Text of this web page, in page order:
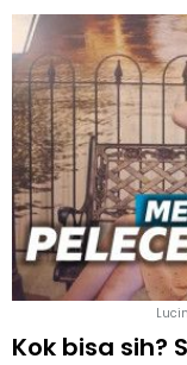
Kok bisa sih?